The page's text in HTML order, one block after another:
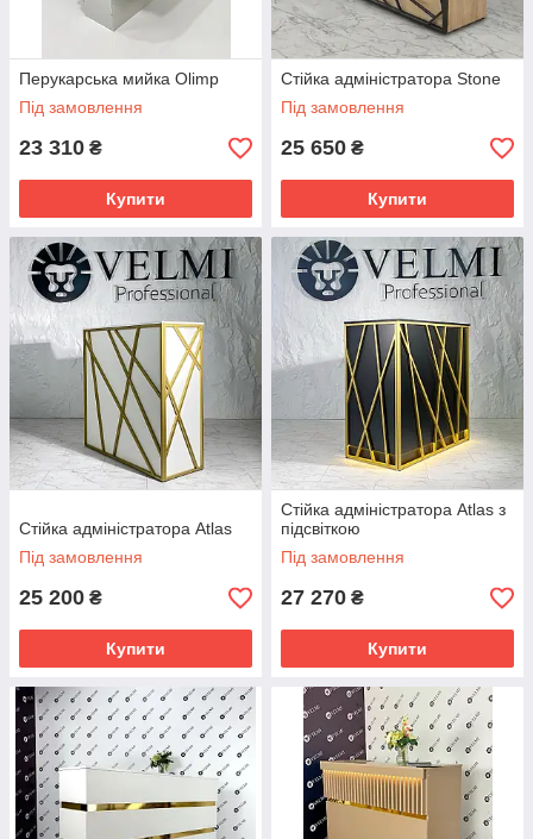
Перукарська мийка Olimp
Під замовлення
23 310 ₴
Купити
Стійка адміністратора Stone
Під замовлення
25 650 ₴
Купити
Стійка адміністратора Atlas
Під замовлення
25 200 ₴
Купити
Стійка адміністратора Atlas з
підсвіткою
Під замовлення
27 270 ₴
Купити